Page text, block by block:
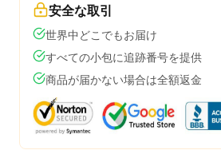
安全な取引
世界中どこでもお届け
すべての小包に追跡番号を提供
商品が届かない場合は全額返金